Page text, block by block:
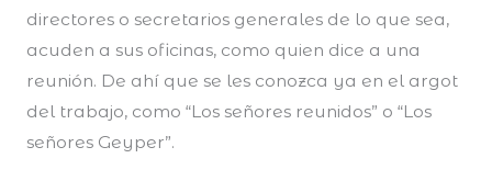
directores o secretarios generales de lo que sea,
acuden a sus oficinas, como quien dice a una
reunión. De ahí que se les conozca ya en el argot
del trabajo, como “Los señores reunidos” o “Los
señores Geyper”.